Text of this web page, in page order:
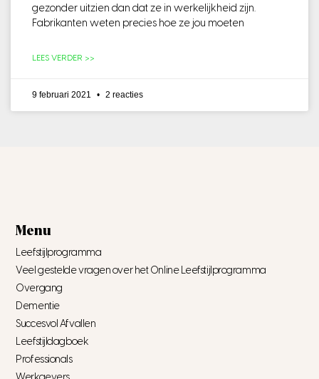
gezonder uitzien dan dat ze in werkelijkheid zijn.
Fabrikanten weten precies hoe ze jou moeten
LEES VERDER >>
9 februari 2021 2 reacties
Menu
Leefstijlprogramma
Veel gestelde vragen over het Online Leefstijlprogramma
Overgang
Dementie
Succesvol Afvallen
Leefstijldagboek
Professionals